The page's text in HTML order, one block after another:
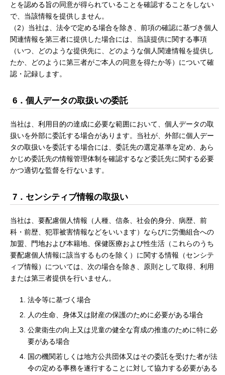
とを認める旨の同意が得られていることを確認することをしない
で、当該情報を提供しません。
（2）当社は、法令で定める場合を除き、前項の確認に基づき個人
関連情報を第三者に提供した場合には、当該提供に関する事項
（いつ、どのような提供先に、どのような個人関連情報を提供し
たか、どのように第三者がご本人の同意を得たか等）について確
認・記録します。
6．個人データの取扱いの委託
当社は、利用目的の達成に必要な範囲において、個人データの取
扱いを外部に委託する場合があります。当社が、外部に個人デー
タの取扱いを委託する場合には、委託先の選定基準を定め、あら
かじめ委託先の情報管理体制を確認するなど委託先に関する必要
かつ適切な監督を行ないます。
7．センシティブ情報の取扱い
当社は、要配慮個人情報（人種、信条、社会的身分、病歴、前
科・前歴、犯罪被害情報などをいいます）ならびに労働組合への
加盟、門地および本籍地、保健医療および性生活（これらのうち
要配慮個人情報に該当するものを除く）に関する情報（センシテ
ィブ情報）については、次の場合を除き、原則として取得、利用
または第三者提供を行いません。
法令等に基づく場合
人の生命、身体又は財産の保護のために必要がある場合
公衆衛生の向上又は児童の健全な育成の推進のために特に必
要がある場合
国の機関若しくは地方公共団体又はその委託を受けた者が法
令の定める事務を遂行することに対して協力する必要がある